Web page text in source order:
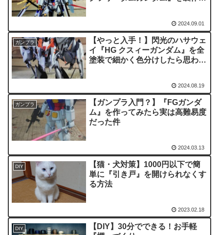
2024.09.01
ガンプラ
【やっと入手！】閃光のハサウェ
イ『HG クスィーガンダム』を全
塗装で細かく色分けしたら思わぬ
2024.08.19
ガンプラ
【ガンプラ入門？】『FGガンダ
ム』を作ってみたら実は高難易度
だった件
2024.03.13
DIY
【猫・犬対策】1000円以下で簡
単に『引き戸』を開けられなくす
る方法
2023.02.18
DIY
【DIY】30分でできる！お手軽